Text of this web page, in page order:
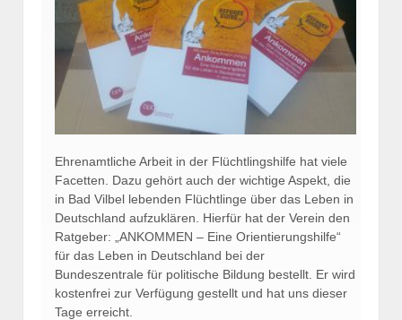
Ehrenamtliche Arbeit in der Flüchtlingshilfe hat viele
Facetten. Dazu gehört auch der wichtige Aspekt, die
in Bad Vilbel lebenden Flüchtlinge über das Leben in
Deutschland aufzuklären. Hierfür hat der Verein den
Ratgeber: „ANKOMMEN – Eine Orientierungshilfe“
für das Leben in Deutschland bei der
Bundeszentrale für politische Bildung bestellt. Er wird
kostenfrei zur Verfügung gestellt und hat uns dieser
Tage erreicht.